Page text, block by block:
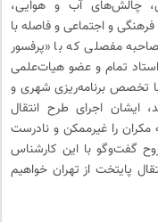
چالش‌های آب و هوایی،
و اجتماعی و فاصله با
مفصلی که با «پرفسور
تمام و عضو هیات‌علمی
با تخصص برنامه‌ریزی شهری و
ایشان اجرای طرح انتقال
مکران را غیرممکن و نادرست
گفت‌وگو با این کارشناس
پایتخت از تهران خواهیم